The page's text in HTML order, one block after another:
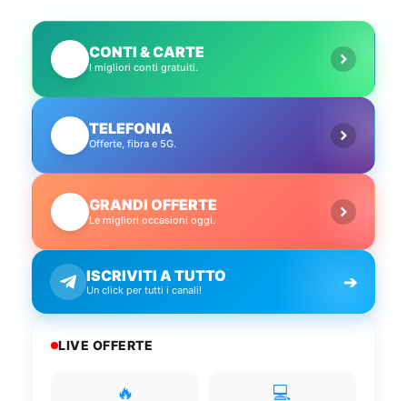
CONTI & CARTE
I migliori conti gratuiti.
TELEFONIA
Offerte, fibra e 5G.
GRANDI OFFERTE
Le migliori occasioni oggi.
ISCRIVITI A TUTTO
Un click per tutti i canali! ➔
LIVE OFFERTE
🔥 💻